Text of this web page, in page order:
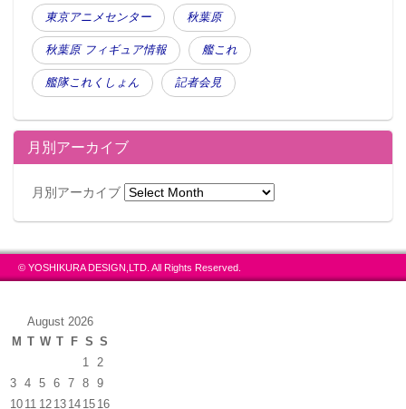
東京アニメセンター 秋葉原
秋葉原 フィギュア情報 艦これ
艦隊これくしょん 記者会見
月別アーカイブ
月別アーカイブ
© YOSHIKURA DESIGN,LTD. All Rights Reserved.
August 2026
M T W T F S S
1
2
3
4 5 6 7 8
9
10 11 12 13 14 15 16